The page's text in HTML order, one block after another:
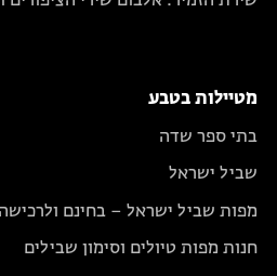
מטיילות בטבע
בתי ספר שדה
שביל ישראל
מפות שביל ישראל – בחינם ולרכישה
חנות מפות טיולים וסימון שבילים